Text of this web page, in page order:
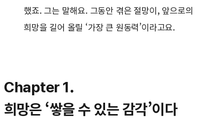
했죠. 그는 말해요. 그동안 겪은 절망이, 앞으로의
희망을 길어 올릴 ‘가장 큰 원동력’이라고요.
Chapter 1.
희망은 ‘쌓을 수 있는 감각’이다